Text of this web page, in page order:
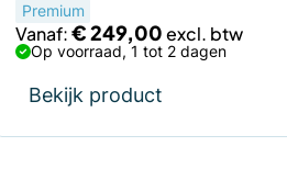
Premium
Vanaf:€249,00
Op voorraad, 1 tot 2 dagen
Bekijk product